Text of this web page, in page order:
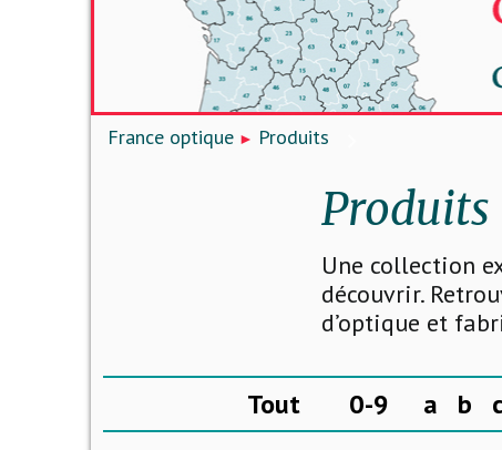
France optique Produits
Produits
Une collection
découvrir.
d’optique et
Tout 0-9 a b c